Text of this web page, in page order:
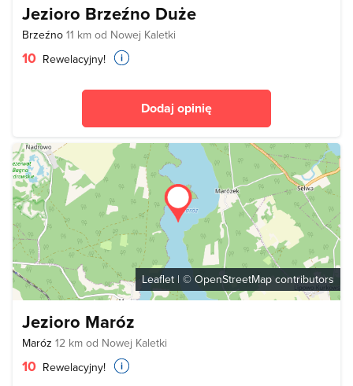
Jezioro Brzeźno Duże
Brzeźno 11 km od Nowej Kaletki
10 Rewelacyjny!
Dodaj opinię
Leaflet | © OpenStreetMap contributors
Jezioro Maróz
Maróz 12 km od Nowej Kaletki
10 Rewelacyjny!